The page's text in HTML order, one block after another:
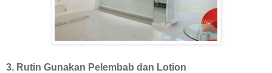
3. Rutin Gunakan Pelembab dan Lotion